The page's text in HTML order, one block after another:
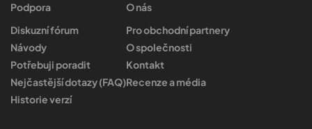
Podpora
Diskuzní fórum
Návody
Potřebuji poradit
Nejčastější dotazy (FAQ)
Historie verzí
O nás
Pro obchodní partnery
O společnosti
Kontakt
Recenze a média